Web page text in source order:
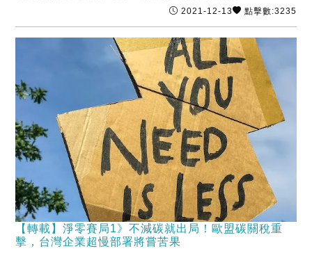
2021-12-13 點擊數:3235
【轉載】淨零賽局1》不減碳就出局！歐盟碳關稅重
擊，台灣企業超慢部署將嘗苦果